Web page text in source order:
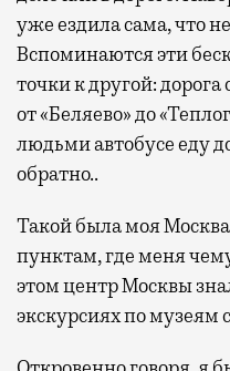
уже ездила сама, что
Вспоминаются эти
точки к другой: дорога
от «Беляево» до
людьми автобусе еду
обратно..
Такой была моя
пунктам, где меня
этом центр Москвы
экскурсиях по музеям